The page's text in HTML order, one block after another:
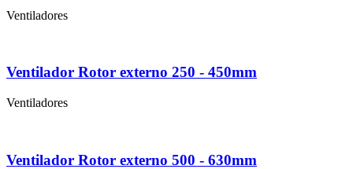
Ventiladores
Ventilador Rotor externo 250 - 450mm
Ventiladores
Ventilador Rotor externo 500 - 630mm